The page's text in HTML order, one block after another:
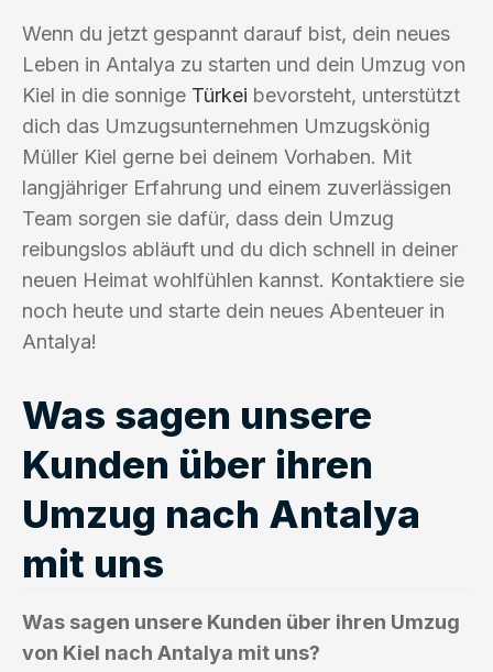
Wenn du jetzt gespannt darauf bist, dein neues
Leben in Antalya zu starten und dein Umzug von
Kiel in die sonnige Türkei bevorsteht, unterstützt
dich das Umzugsunternehmen Umzugskönig
Müller Kiel gerne bei deinem Vorhaben. Mit
langjähriger Erfahrung und einem zuverlässigen
Team sorgen sie dafür, dass dein Umzug
reibungslos abläuft und du dich schnell in deiner
neuen Heimat wohlfühlen kannst. Kontaktiere sie
noch heute und starte dein neues Abenteuer in
Antalya!
Was sagen unsere
Kunden über ihren
Umzug nach Antalya
mit uns
Was sagen unsere Kunden über ihren Umzug
von Kiel nach Antalya mit uns?